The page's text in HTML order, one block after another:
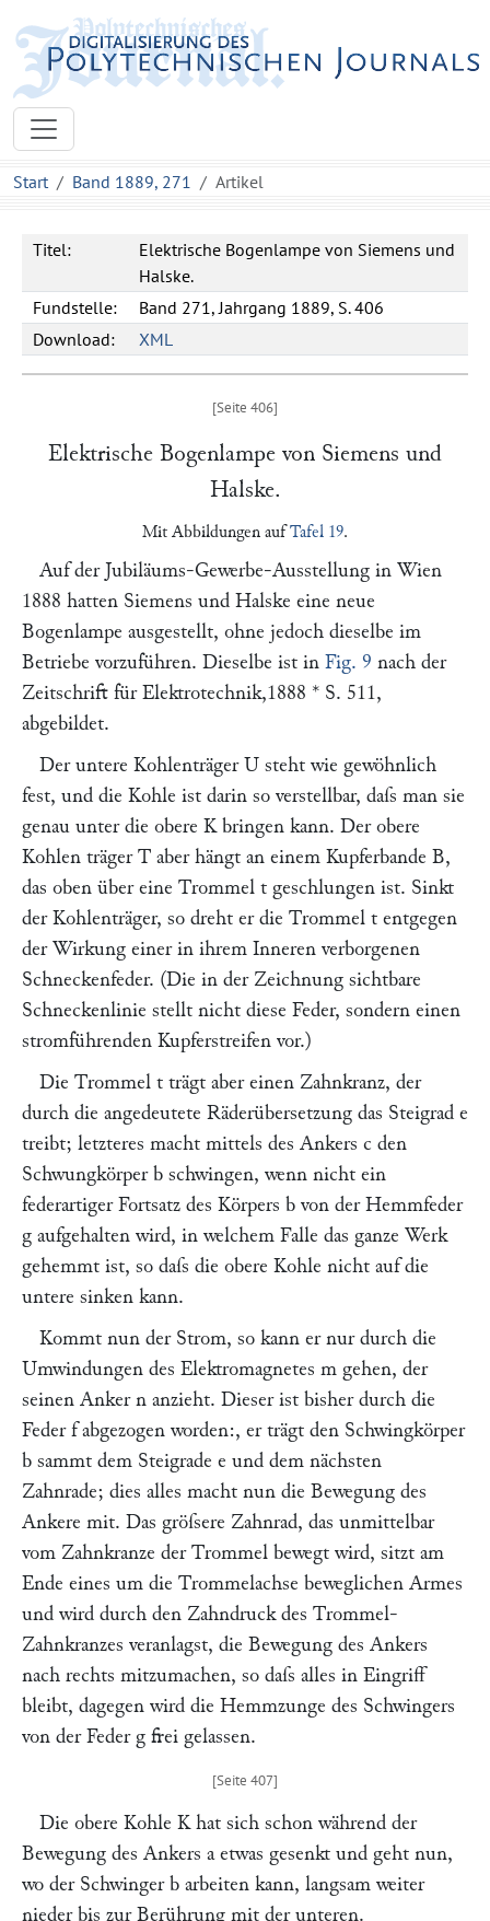
Start Band 1889, 271 Artikel
Titel:
Elektrische Bogenlampe von Siemens und
Halske.
Fundstelle:
Band 271, Jahrgang 1889, S. 406
Download:
XML
Elektrische Bogenlampe von Siemens und
Halske.
Mit Abbildungen aufTafel 19.
Auf der Jubiläums-Gewerbe-Ausstellung in Wien
1888 hatten Siemens und Halske eine neue
Bogenlampe ausgestellt, ohne jedoch dieselbe im
Betriebe vorzuführen. Dieselbe ist in Fig. 9 nach der
Zeitschrift für Elektrotechnik,1888 * S. 511,
abgebildet.
Der untere Kohlenträger U steht wie gewöhnlich
fest, und die Kohle ist darin so verstellbar, daſs man sie
genau unter die obere Kbringen kann. Der obere
Kohlen träger T aber hängt an einem Kupferbande B,
das oben über eine Trommel t geschlungen ist. Sinkt
der Kohlenträger, so dreht er die Trommel t entgegen
der Wirkung einer in ihrem Inneren verborgenen
Schneckenfeder. (Die in der Zeichnung sichtbare
Schneckenlinie stellt nicht diese Feder, sondern einen
stromführenden Kupferstreifen vor.)
Die Trommel t trägt aber einen Zahnkranz, der
durch die angedeutete Räderübersetzung das Steigrad e
treibt; letzteres macht mittels des Ankers c den
Schwungkörper b schwingen, wenn nicht ein
federartiger Fortsatz des Körpers b von der Hemmfeder
g aufgehalten wird, in welchem Falle das ganze Werk
gehemmt ist, so daſs die obere Kohle nicht auf die
untere sinken kann.
Kommt nun der Strom, so kann er nur durch die
Umwindungen des Elektromagnetes m gehen, der
seinen Anker n anzieht. Dieser ist bisher durch die
Feder fabgezogen worden:, er trägt den Schwingkörper
b sammt dem Steigrade e und dem nächsten
Zahnrade; dies alles macht nun die Bewegung des
Ankere mit. Das gröſsere Zahnrad, das unmittelbar
vom Zahnkranze der Trommel bewegt wird, sitzt am
Ende eines um die Trommelachse beweglichen Armes
und wird durch den Zahndruck des Trommel-
Zahnkranzes veranlagst, die Bewegung des Ankers
nach rechts mitzumachen, so daſs alles in Eingriff
bleibt, dagegen wird die Hemmzunge des Schwingers
von der Feder g frei gelassen.
Die obere Kohle Khat sich schon während der
Bewegung des Ankers aetwas gesenkt und geht nun,
wo der Schwinger b arbeiten kann, langsam weiter
nieder bis zur Berührung mit der unteren.